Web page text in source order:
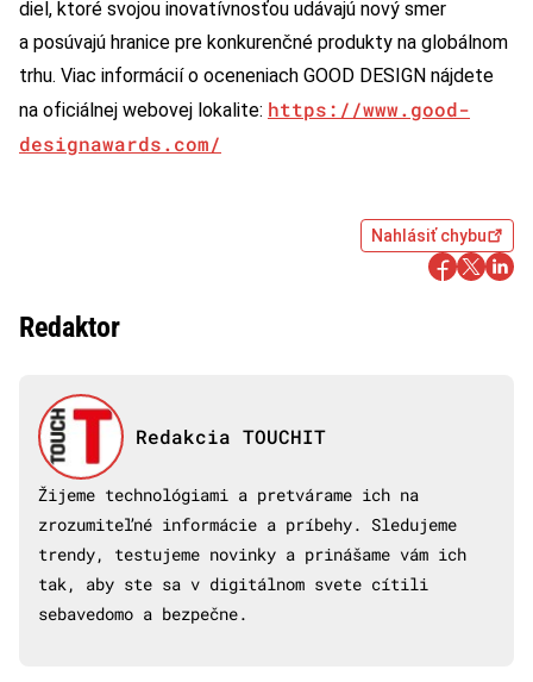
diel, ktoré svojou inovatívnosťou udávajú nový smer
a posúvajú hranice pre konkurenčné produkty na globálnom
trhu. Viac informácií o oceneniach GOOD DESIGN nájdete
na oficiálnej webovej lokalite: https://www.good-
designawards.com/
Nahlásiť chybu
Redaktor
Redakcia TOUCHIT
Žijeme technológiami a pretvárame ich na
zrozumiteľné informácie a príbehy. Sledujeme
trendy, testujeme novinky a prinášame vám ich
tak, aby ste sa v digitálnom svete cítili
sebavedomo a bezpečne.